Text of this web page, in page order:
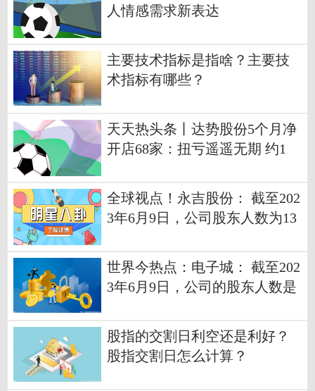
人情感需求新表达
主要技术指标是指啥？主要技
术指标有哪些？
天天热头条丨达势股份5个月净
开店68家：扭亏遥遥无期 约1
达”
全球视点！永吉股份： 截至202
3年6月9日，公司股东人数为13
世界今热点：电子城： 截至202
3年6月9日，公司的股东人数是
股指的交割日利空还是利好？
股指交割日怎么计算？